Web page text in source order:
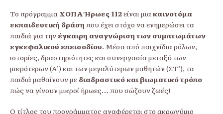
Το πρόγραμμα ΧΟΠΑ Ήρωες 112είναι μια καινοτόμα
εκπαιδευτική δράση που έχει στόχο να ενημερώσει τα
παιδιά για την έγκαιρη αναγνώριση των συμπτωμάτων
εγκεφαλικού επεισοδίου. Μέσα από παιχνίδια ρόλων,
ιστορίες, δραστηριότητες και συνεργασία μεταξύ των
μικρότερων (Α’) και των μεγαλύτερων μαθητών (ΣΤ’), τα
παιδιά μαθαίνουν με διαδραστικό και βιωματικό τρόπο
πώς να γίνουν μικροί ήρωες… που σώζουν ζωές!
Ο τίτλος του προγράμματος αναφέρεται στο ακρωνύμιο